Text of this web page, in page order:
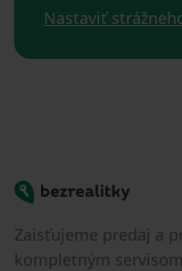
Nastaviť
Bezrealitky
Zaisťujeme predaj a
kompletným